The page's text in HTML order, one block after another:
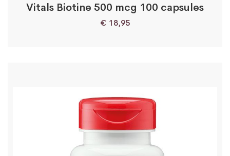
Vitals Biotine 500 mcg 100 capsules
€ 18,95